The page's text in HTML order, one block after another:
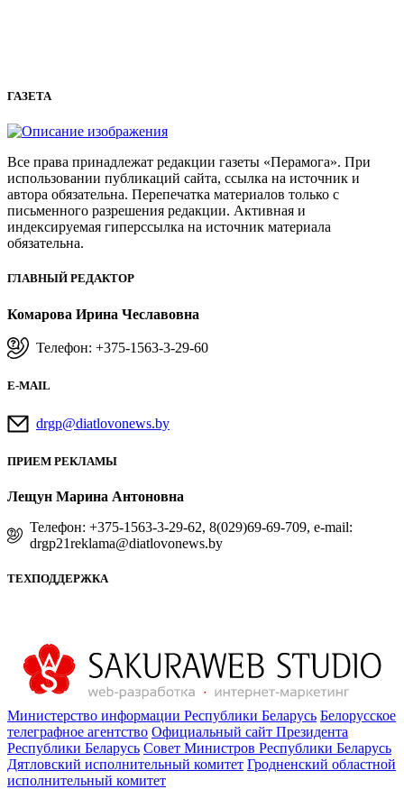
ГАЗЕТА
Все права принадлежат редакции газеты «Перамога». При
использовании публикаций сайта, ссылка на источник и
автора обязательна. Перепечатка материалов только с
письменного разрешения редакции. Активная и
индексируемая гиперссылка на источник материала
обязательна.
ГЛАВНЫЙ РЕДАКТОР
Комарова Ирина Чеславовна
Телефон: +375-1563-3-29-60
E-MAIL
drgp@diatlovonews.by
ПРИЕМ РЕКЛАМЫ
Лещун Марина Антоновна
Телефон: +375-1563-3-29-62, 8(029)69-69-709, e-mail:
drgp21reklama@diatlovonews.by
ТЕХПОДДЕРЖКА
Министерство информации Республики Беларусь Белорусское
телеграфное агентство Официальный сайт Президента
Республики Беларусь Совет Министров Республики Беларусь
Дятловский исполнительный комитет Гродненский областной
исполнительный комитет